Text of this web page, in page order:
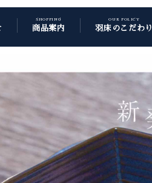
SHOPPING
商品案内
OUR POLICY
羽床のこだわり